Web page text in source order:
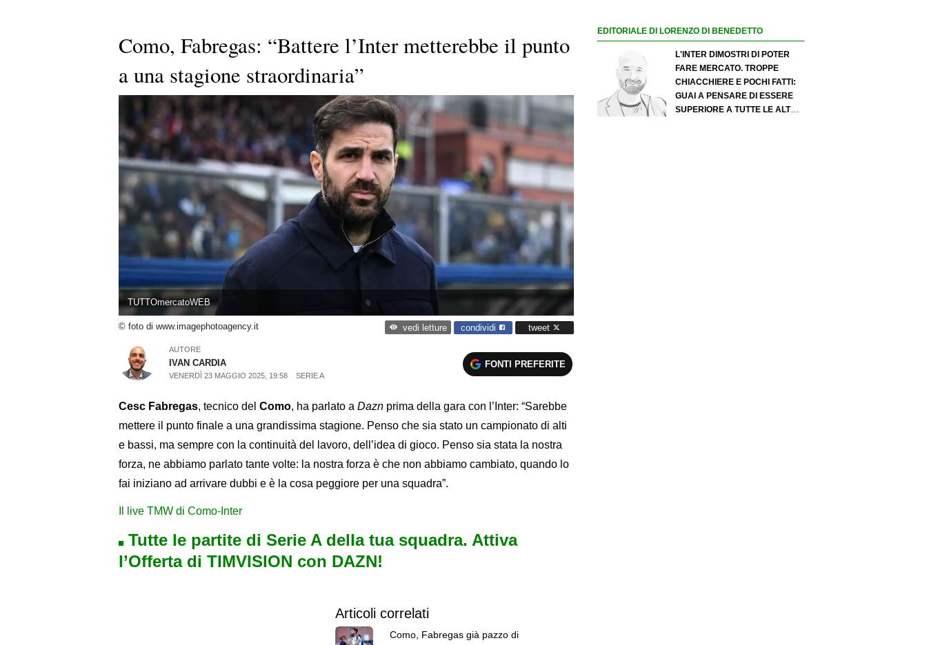
Como, Fabregas: “Battere l’Inter metterebbe il punto
a una stagione straordinaria”
TUTTOmercatoWEB
© foto di www.imagephotoagency.it vedi letture condividi tweet
AUTORE
IVAN CARDIA
VENERDÌ 23 MAGGIO 2025, 19:58 SERIE A
FONTI PREFERITE
Cesc Fabregas, tecnico del Como, ha parlato a Dazn prima della gara con l’Inter: “Sarebbe
mettere il punto finale a una grandissima stagione. Penso che sia stato un campionato di alti
e bassi, ma sempre con la continuità del lavoro, dell’idea di gioco. Penso sia stata la nostra
forza, ne abbiamo parlato tante volte: la nostra forza è che non abbiamo cambiato, quando lo
fai iniziano ad arrivare dubbi e è la cosa peggiore per una squadra”.
Il live TMW di Como-Inter
Tutte le partite di Serie A della tua squadra. Attiva
l’Offerta di TIMVISION con DAZN!
Articoli correlati
Como, Fabregas già pazzo di
EDITORIALE DI LORENZO DI BENEDETTO
L'INTER DIMOSTRI DI POTER
FARE MERCATO. TROPPE
CHIACCHIERE E POCHI FATTI:
GUAI A PENSARE DI ESSERE
SUPERIORE A TUTTE LE ALTRE